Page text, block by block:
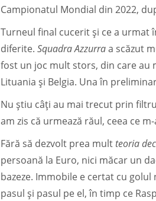
Campionatul Mondial din 2022,
Turneul final cucerit și ce a
diferite. Squadra Azzurraa scăzut
fost un joc mult stors, din care au
Lituania și Belgia. Una în
Nu știu câți au mai trecut prin
am zis că urmează răul, ceea ce
Fără să dezvolt prea multteoria
persoană la Euro, nici măcar un
bazeze. Immobile e certat cu
pasul și pasul pe el, în timp ce